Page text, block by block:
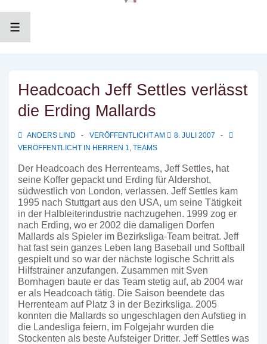
InhaltMENÜ
Headcoach Jeff Settles verlässt
die Erding Mallards
ANDERS LIND VERÖFFENTLICHT AM
8. JULI 2007
VERÖFFENTLICHT IN HERREN 1, TEAMS
Der Headcoach des Herrenteams, Jeff Settles, hat
seine Koffer gepackt und Erding für Aldershot,
südwestlich von London, verlassen. Jeff Settles kam
1995 nach Stuttgart aus den USA, um seine Tätigkeit
in der Halbleiterindustrie nachzugehen. 1999 zog er
nach Erding, wo er 2002 die damaligen Dorfen
Mallards als Spieler im Bezirksliga-Team beitrat. Jeff
hat fast sein ganzes Leben lang Baseball und Softball
gespielt und so war der nächste logische Schritt als
Hilfstrainer anzufangen. Zusammen mit Sven
Bornhagen baute er das Team stetig auf, ab 2004 war
er als Headcoach tätig. Die Saison beendete das
Herrenteam auf Platz 3 in der Bezirksliga. 2005
konnten die Mallards so ungeschlagen den Aufstieg in
die Landesliga feiern, im Folgejahr wurden die
Stockenten als beste Aufsteiger Dritter. Jeff Settles was